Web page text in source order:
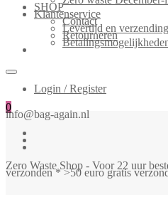
SHOP
Klantenservice
Contact
Levertijd en verzending
Retourneren
Login / Register
0
info@bag-again.nl
Zero Waste Shop - Voor 22 uur
verzonden * >50 euro gratis